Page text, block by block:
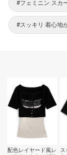
#フェミニン スカ
#スッキリ 着心地
配色レイヤード風レ
ス